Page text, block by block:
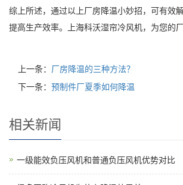
综上所述，通过以上厂房降温小妙招，可有效
提高生产效率。上海科沃湿帘冷风机，为您的
上一条： 厂房降温的三种方法？
下一条： 预制件厂夏季如何降温
相关新闻
一级能效负压风机和普通负压风机优势对比